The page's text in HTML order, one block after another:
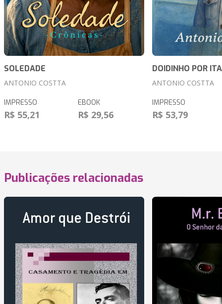
SOLEDADE
ANTONIO COSTTA
IMPRESSO
R$ 55,21
EBOOK
R$ 29,56
DOIDINHO POR
ANTONIO COSTTA
IMPRESSO
R$ 53,79
Publicações relacionadas